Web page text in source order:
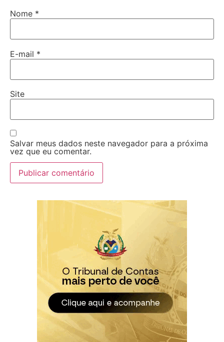
Nome *
E-mail *
Site
Salvar meus dados neste navegador para a próxima
vez que eu comentar.